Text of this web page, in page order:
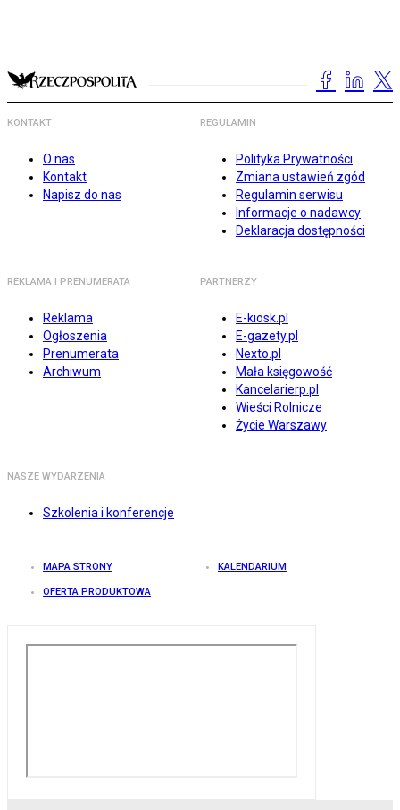
KONTAKT
O nas
Kontakt
Napisz do nas
REGULAMIN
Polityka Prywatności
Zmiana ustawień zgód
Regulamin serwisu
Informacje o nadawcy
Deklaracja dostępności
REKLAMA I PRENUMERATA
Reklama
Ogłoszenia
Prenumerata
Archiwum
PARTNERZY
E-kiosk.pl
E-gazety.pl
Nexto.pl
Mała księgowość
Kancelarierp.pl
Wieści Rolnicze
Życie Warszawy
NASZE WYDARZENIA
Szkolenia i konferencje
MAPA STRONY KALENDARIUM
OFERTA PRODUKTOWA